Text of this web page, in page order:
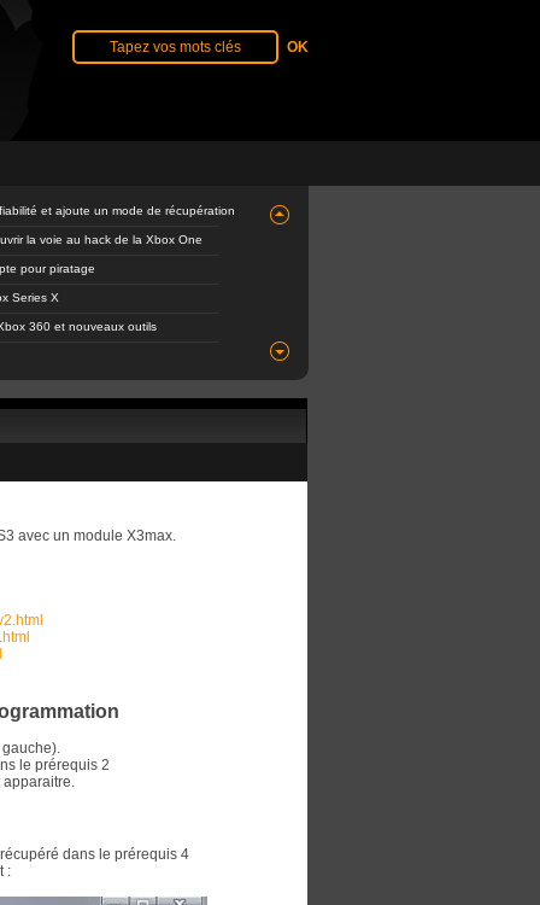
et ajoute un mode de récupération
la voie au hack de la Xbox One
pour piratage
Series X
360 et nouveaux outils
avec un module X3max.
le prérequis 2
apparaitre.
dans le prérequis 4
: